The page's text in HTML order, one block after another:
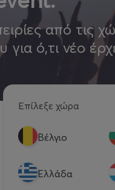
από τις
για ό,τι νέο
Επίλεξε χώρα
Βέλγιο
Eλλάδα